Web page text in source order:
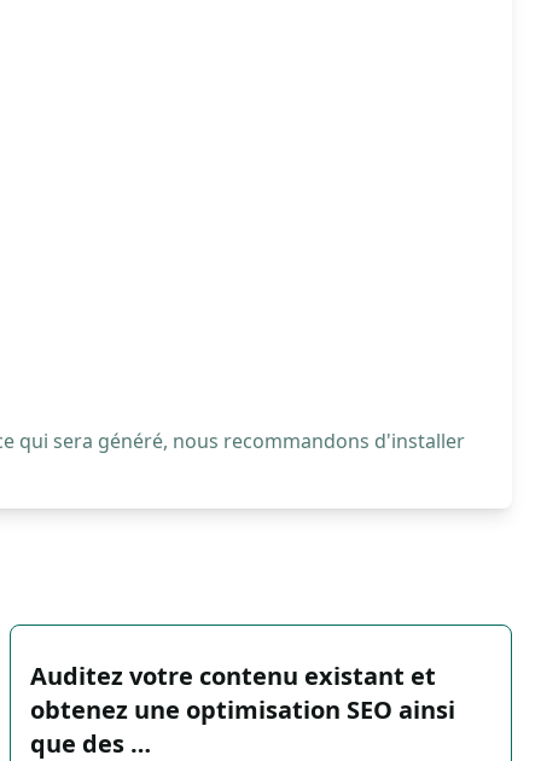
qui sera généré, nous recommandons d'installer
Auditez votre contenu existant et
obtenez une optimisation SEO ainsi
que des …